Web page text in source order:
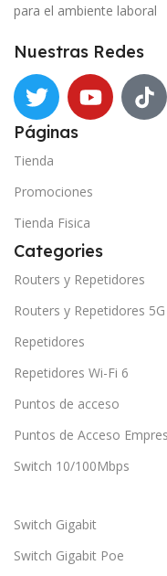
para el ambiente laboral
Nuestras Redes
Páginas
Tienda
Promociones
Tienda Fisica
Categories
Routers y Repetidores
Routers y Repetidores 5G
Repetidores
Repetidores Wi-Fi 6
Puntos de acceso
Puntos de Acceso
Switch 10/100Mbps
Switch Gigabit
Switch Gigabit Poe